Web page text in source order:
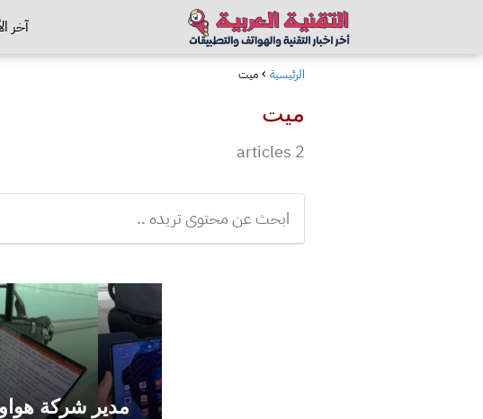
آخر
الرئيسية ميت
ميت
2 articles
مدير شركة